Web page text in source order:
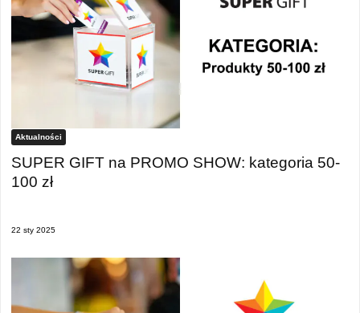
Aktualności
SUPER GIFT na PROMO SHOW: kategoria 50-
100 zł
22 sty 2025